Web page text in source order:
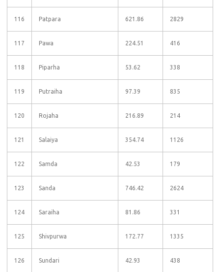
116 Patpara 621.86 2829
117 Pawa 224.51 416
118 Piparha 53.62 338
119 Putraiha 97.39 835
120 Rojaha 216.89 214
121 Salaiya 354.74 1126
122 Samda 42.53 179
123 Sanda 746.42 2624
124 Saraiha 81.86 331
125 Shivpurwa 172.77 1335
126 Sundari 42.93 438